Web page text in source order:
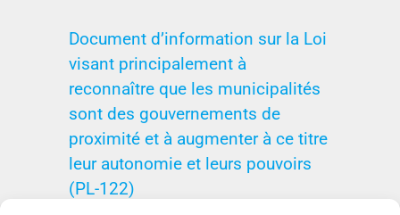
Document d’information sur la Loi
visant principalement à
reconnaître que les municipalités
sont des gouvernements de
proximité et à augmenter à ce titre
leur autonomie et leurs pouvoirs
(PL-122)